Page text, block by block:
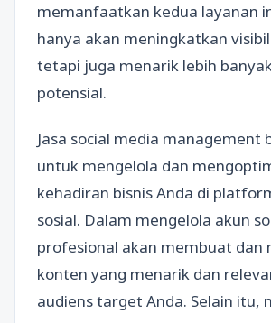
memanfaatkan kedua layanan
hanya akan meningkatkan
tetapi juga menarik lebih
potensial.
Jasa social media management
untuk mengelola dan
kehadiran bisnis Anda di
sosial. Dalam mengelola akun
profesional akan membuat dan
konten yang menarik dan
audiens target Anda. Selain itu,